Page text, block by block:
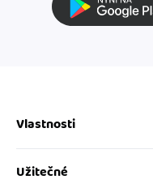
Vlastnosti
Fakturační vlastnosti
Online fakturace
Užitečné